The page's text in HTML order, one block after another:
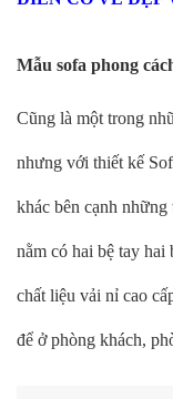
Mẫu sofa phong
Cũng là một trong
nhưng với thiết kế
khác bên cạnh
nằm có hai bệ tay
chất liệu vải nỉ cao
để ở phòng khách,